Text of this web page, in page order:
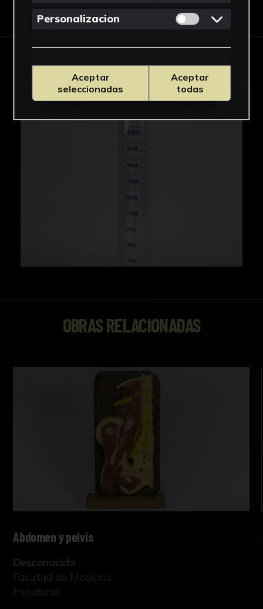
IMÁGENES
OBRAS RELACIONADAS
Abdomen y pelvis
Desconocido
Facultad de Medicina
Esculturas
Personalizacion Permitir cookies
Aceptar
seleccionadas
Aceptar
todas